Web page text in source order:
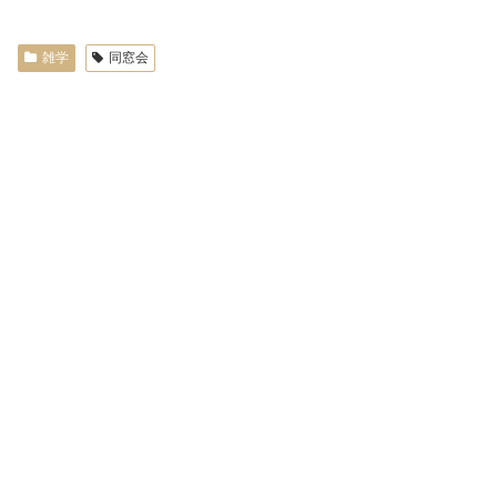
雑学 同窓会